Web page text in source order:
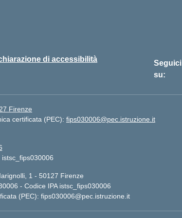
di accessibilità
Seguici
su:
Firenze
certificata (PEC): fips030006@pec.istruzione.it
1 - 50127 Firenze
- Codice IPA istsc_fips030006
(PEC): fips030006@pec.istruzione.it